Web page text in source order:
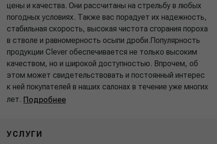
цены и качества. Они рассчитаны на стрельбу в любых
погодных условиях. Также вас порадует их надежность,
стабильная скорость, высокая чистота сгорания пороха
в стволе и равномерность осыпи дроби.Популярность
продукции Clever обеспечивается не только высоким
качеством, но и широкой доступностью. Впрочем, об
этом может свидетельствовать и постоянный интерес
к ней покупателей в наших салонах в течение уже многих
лет. Подробнее
УСЛУГИ